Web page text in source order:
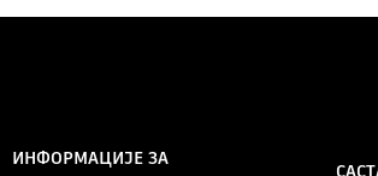
ИНФОРМАЦИЈЕ ЗА